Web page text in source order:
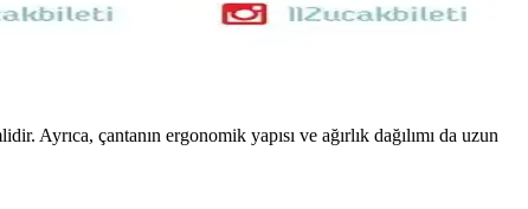
açısından karşılaştırılıyor.
Ayrıca, çantanın ergonomik yapısı ve ağırlık dağılımı da uzun